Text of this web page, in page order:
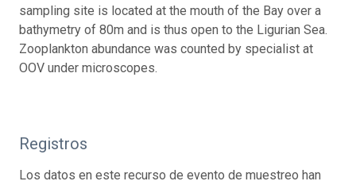
sampling site is located at the mouth of the Bay over a
bathymetry of 80m and is thus open to the Ligurian Sea.
Zooplankton abundance was counted by specialist at
OOV under microscopes.
Registros
Los datos en este recurso de evento de muestreo han